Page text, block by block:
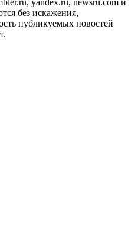
yandex.ru, newsru.com и
без искажения,
публикуемых новостей